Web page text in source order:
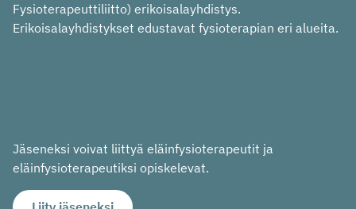
Fysioterapeuttiliitto) erikoisalayhdistys.
Erikoisalayhdistykset edustavat fysioterapian eri alueita.
Jäseneksi voivat liittyä eläinfysioterapeutit ja
eläinfysioterapeutiksi opiskelevat.